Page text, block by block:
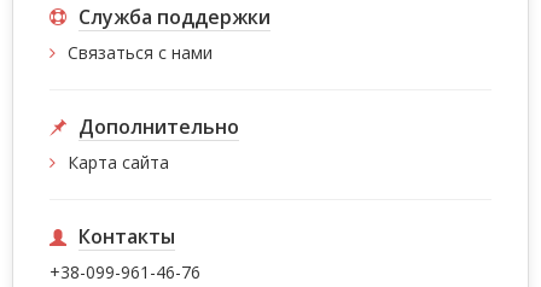
Служба поддержки
Связаться с нами
Дополнительно
Карта сайта
Контакты
+38-099-961-46-76